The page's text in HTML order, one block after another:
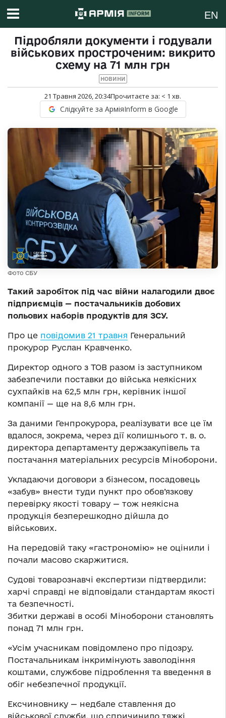
EN
Підробляли документи і годували
військових простроченим: викрито
схему на 71 млн грн
НОВИНИ
21 Травня 2026, 20:34Прочитаєте за: < 1 хв.
Слідкуйте за АрміяInform в Google
Фото СБУ
Такий заробіток під час війни налагодили двоє
підприємців — постачальників добових
польових наборів продуктів для ЗСУ.
Про це повідомив 21 травня Генеральний
прокурор Руслан Кравченко.
Директор одного з ТОВ разом із заступником
забезпечили поставки до війська неякісних
сухпайків на 62,5 млн грн, керівник іншої
компанії — ще на 8,6 млн грн.
За даними Генпрокурора, реалізувати все це їм
вдалося, зокрема, через дії колишнього т. в. о.
директора департаменту держзакупівель та
постачання матеріальних ресурсів Міноборони.
Укладаючи договори з бізнесом, посадовець
«забув» внести туди пункт про обов’язкову
перевірку якості товару — тож неякісна
продукція безперешкодно дійшла до
військових.
На передовій таку «гастрономію» не оцінили і
почали масово скаржитися.
Судові товарознавчі експертизи підтвердили:
харчі справді не відповідали стандартам якості
та безпечності.
Збитки державі в особі Міноборони становлять
понад 71 млн грн.
«Усім учасникам повідомлено про підозру.
Постачальникам інкримінують заволодіння
коштами, службове підроблення та введення в
обіг небезпечної продукції.
Ексчиновнику — недбале ставлення до
військової служби, що спричинило тяжкі